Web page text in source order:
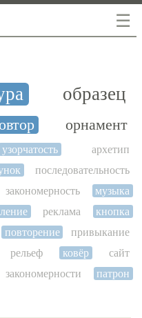
☰
образец
орнамент
узорчатость
архетип
последовательность
закономерность
музыка
реклама
кнопка
повторение
привыкание
рельеф ковёр
сайт
закономерности
патрон